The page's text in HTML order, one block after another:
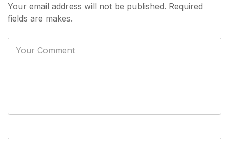
Your email address will not be published. Required
fields are makes.